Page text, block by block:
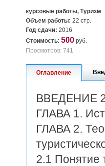
курсовые работы, Туризм
Объем работы: 22 стр.
Год сдачи: 2016
Стоимость: 500 руб.
Просмотров: 741
Оглавление
ВВЕДЕНИЕ
ГЛАВА 1.
ГЛАВА 2.
2.1 Понятие